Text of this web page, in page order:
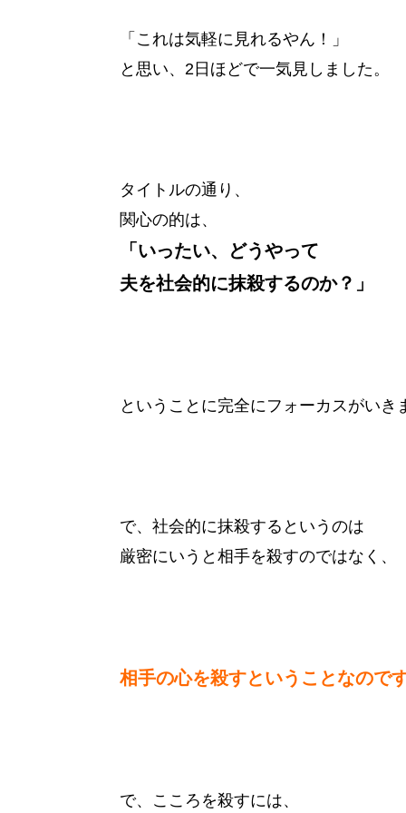
「これは気軽に見れるやん！」
と思い、2日ほどで一気見しました。
タイトルの通り、
関心の的は、
「いったい、どうやって
夫を社会的に抹殺するのか？」
ということに完全にフォーカスがいき
で、社会的に抹殺するというのは
厳密にいうと相手を殺すのではなく、
相手の心を殺すということなので
で、こころを殺すには、